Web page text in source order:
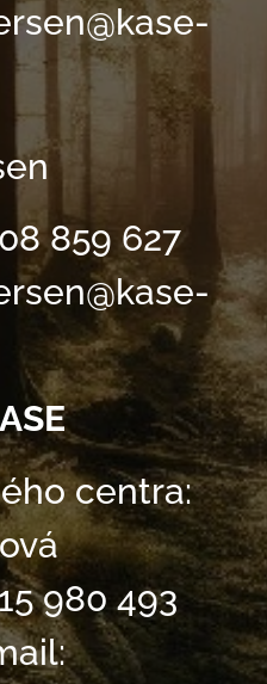
859 627
centra:
915 980 493